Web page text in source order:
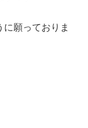
願っておりま